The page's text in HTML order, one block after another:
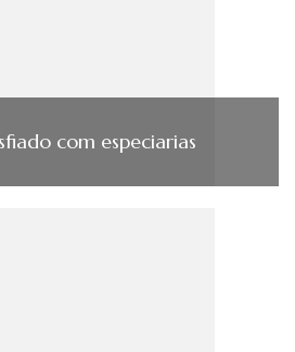
com especiarias